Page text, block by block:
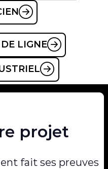
LIGNE
projet
fait ses preuves